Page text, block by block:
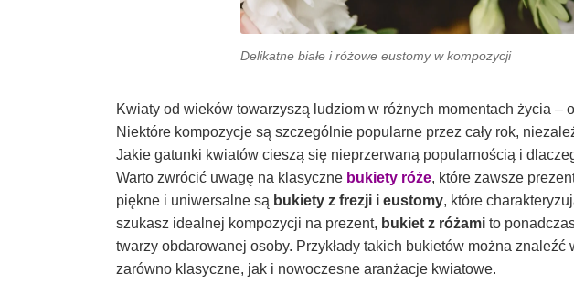
Delikatne białe i różowe eustomy w kompozycji
Kwiaty od wieków towarzyszą ludziom w różnych momentach życia –
Niektóre kompozycje są szczególnie popularne przez cały rok,
Jakie gatunki kwiatów cieszą się nieprzerwaną popularnością i
Warto zwrócić uwagę na klasyczne bukiety róże, które zawsze
piękne i uniwersalne są bukiety z frezji i eustomy, które
szukasz idealnej kompozycji na prezent, bukiet z różami to
twarzy obdarowanej osoby. Przykłady takich bukietów można
zarówno klasyczne, jak i nowoczesne aranżacje kwiatowe.